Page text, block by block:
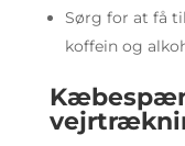
Sørg for at få
koffein og